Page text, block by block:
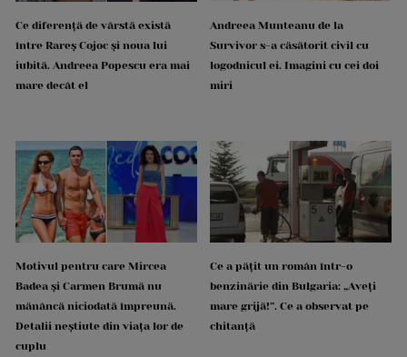
Ce diferență de vârstă există
între Rareș Cojoc și noua lui
iubită. Andreea Popescu era mai
mare decât el
Andreea Munteanu de la
Survivor s-a căsătorit civil cu
logodnicul ei. Imagini cu cei doi
miri
Motivul pentru care Mircea
Badea și Carmen Brumă nu
mănâncă niciodată împreună.
Detalii neștiute din viața lor de
cuplu
Ce a pățit un român într-o
benzinărie din Bulgaria: „Aveți
mare grijă!”. Ce a observat pe
chitanță